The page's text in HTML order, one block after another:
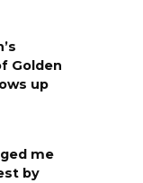
Golden
up
me
by